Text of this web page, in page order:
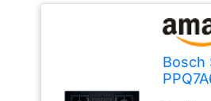
Bosch